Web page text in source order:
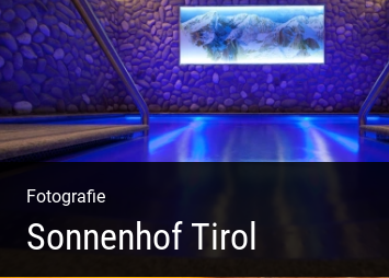
Fotografie
Sonnenhof Tirol